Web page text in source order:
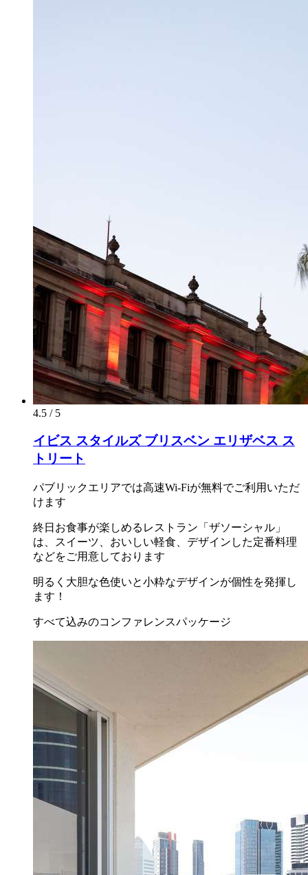
4.5 / 5
イビス スタイルズ ブリスベン エリザベス ス
トリート
パブリックエリアでは高速Wi-Fiが無料でご利用いただ
けます
終日お食事が楽しめるレストラン「ザソーシャル」
は、スイーツ、おいしい軽食、デザインした定番料理
などをご用意しております
明るく大胆な色使いと小粋なデザインが個性を発揮し
ます！
すべて込みのコンファレンスパッケージ